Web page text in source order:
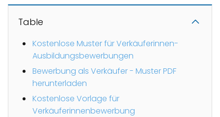
Table
Kostenlose Muster für Verkäuferinnen-
Ausbildungsbewerbungen
Bewerbung als Verkäufer - Muster PDF
herunterladen
Kostenlose Vorlage für
Verkäuferinnenbewerbung